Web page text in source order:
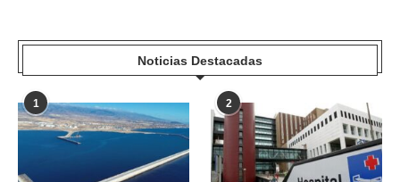
Noticias Destacadas
1 2